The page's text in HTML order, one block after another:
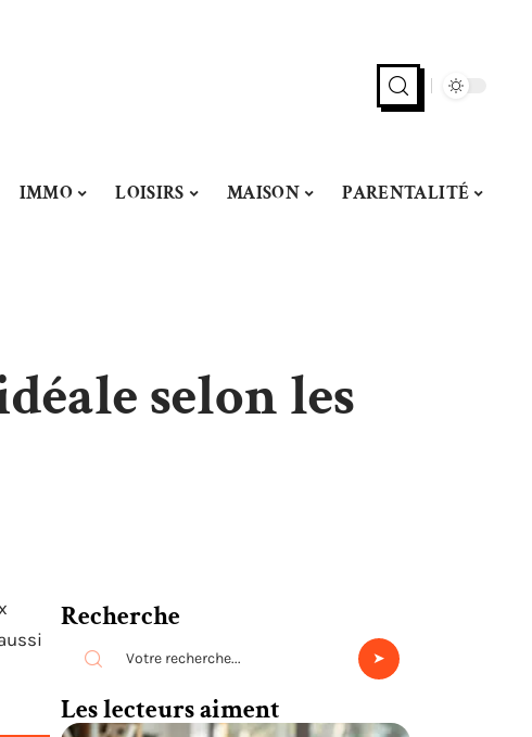
IMMO LOISIRS MAISON PARENTALITÉ
selon les
Recherche
Les lecteurs aiment